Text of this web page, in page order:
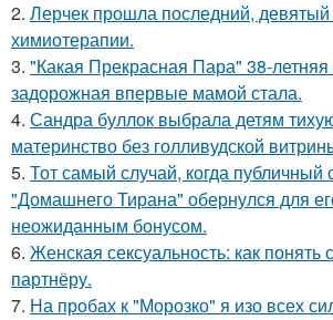
2. Лерчек прошла последний, девятый
химиотерапии.
3. "Какая Прекрасная Пара" 38-летняя
задорожная впервые мамой стала.
4. Сандра буллок выбрала детям
материнство без голливудской
5. Тот самый случай, когда публичный
"Домашнего Тирана" обернулся для
неожиданным бонусом.
6. Женская сексуальность: как понять
партнёру.
7. На пробах к "Морозко" я изо всех